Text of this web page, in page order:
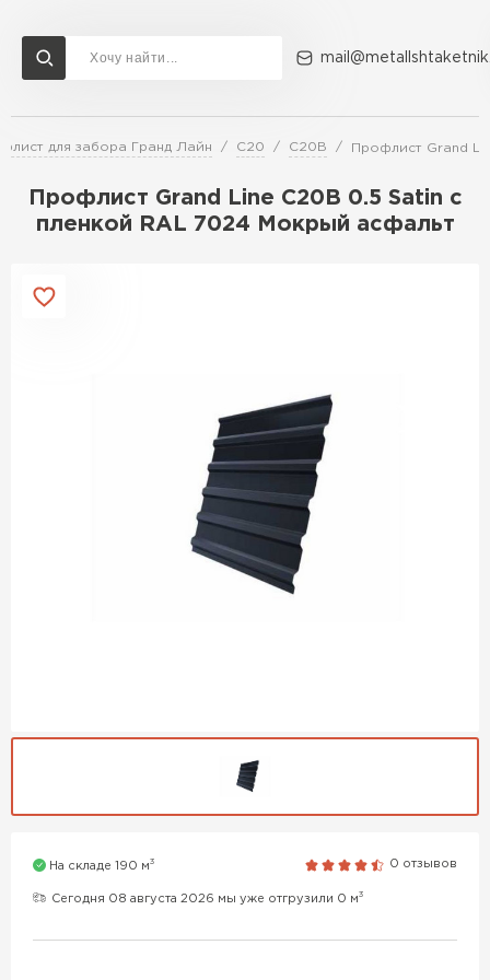
для забора Гранд Лайн C20 С20В Профлист Grand
Профлист Grand Line C20В 0.5 Satin с
пленкой RAL 7024 Мокрый асфальт
На складе 190 м3 0 отзывов
Сегодня 08 августа 2026 мы уже отгрузили 0 м3
Доставка и оплата Акции О компании Контакты
Перейти в каталог